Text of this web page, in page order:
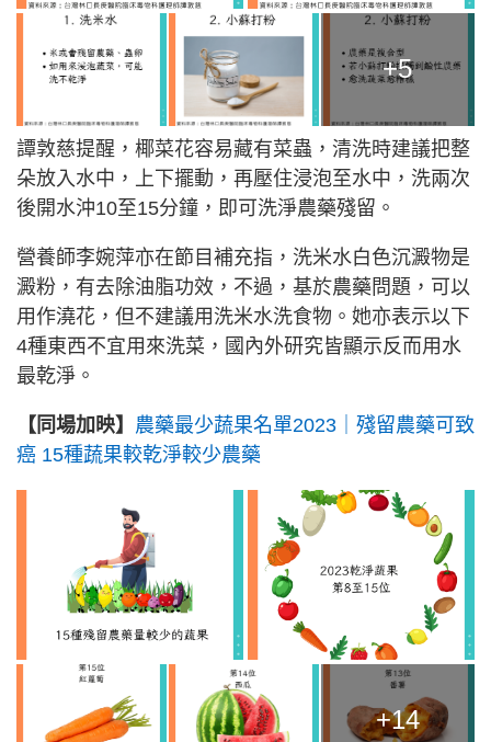
+5
譚敦慈提醒，椰菜花容易藏有菜蟲，清洗時建議把整
朵放入水中，上下擺動，再壓住浸泡至水中，洗兩次
後開水沖10至15分鐘，即可洗淨農藥殘留。
營養師李婉萍亦在節目補充指，洗米水白色沉澱物是
澱粉，有去除油脂功效，不過，基於農藥問題，可以
用作澆花，但不建議用洗米水洗食物。她亦表示以下
4種東西不宜用來洗菜，國內外研究皆顯示反而用水
最乾淨。
【同場加映】 農藥最少蔬果名單2023｜殘留農藥可致
癌 15種蔬果較乾淨較少農藥
+14